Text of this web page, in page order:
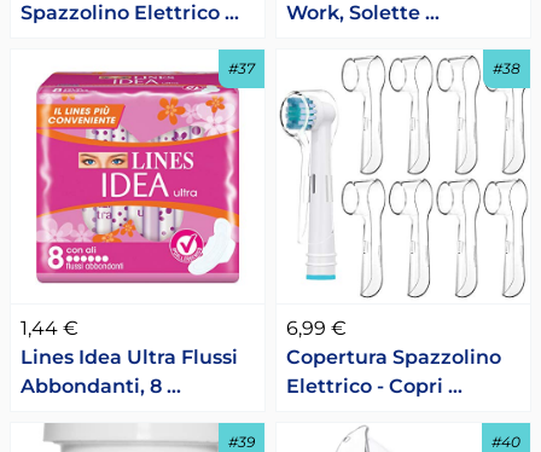
Spazzolino Elettrico …
Work, Solette …
#37
1,44 €
Lines Idea Ultra Flussi
Abbondanti, 8 …
#38
6,99 €
Copertura Spazzolino
Elettrico - Copri …
#39 #40